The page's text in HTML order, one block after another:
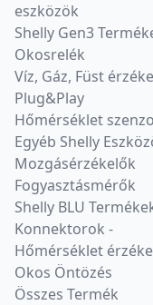
eszközök
Shelly Gen3
Okosrelék
Víz, Gáz, Füst
Plug&Play
Hőmérséklet
Egyéb Shelly
Mozgásérzékelők
Fogyasztásmérők
Shelly BLU
Konnektorok -
Hőmérséklet
Okos Öntözés
Összes Termék